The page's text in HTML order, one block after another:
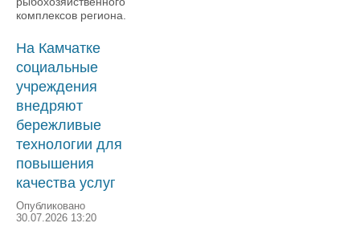
комплексов региона.
На Камчатке
социальные
учреждения
внедряют
бережливые
технологии для
повышения
качества услуг
Опубликовано
30.07.2026 13:20